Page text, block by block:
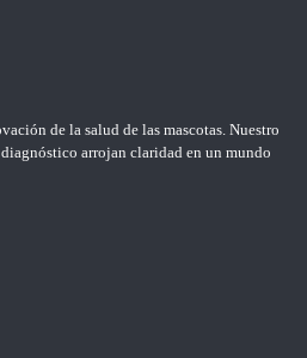
de la salud de las mascotas. Nuestro
arrojan claridad en un mundo